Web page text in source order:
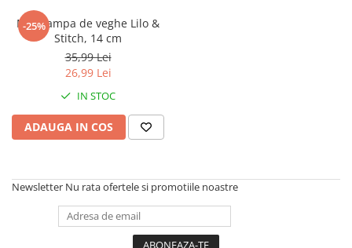
Tom & Jerry
Transformers
Top Wings
Incaltaminte baieti
Ghete si cizme baieti
Pantofi baieti
Papuci si slapi baieti
Sandale baieti
Rainbow High
Garfield
Nightmare before Christmas
EplusM
Arditex
-25%
Mini lampa de veghe Lilo &
Stitch, 14 cm
35,99 Lei
26,99 Lei
IN STOC
ADAUGA IN COS
Newsletter Nu rata ofertele si promotiile noastre